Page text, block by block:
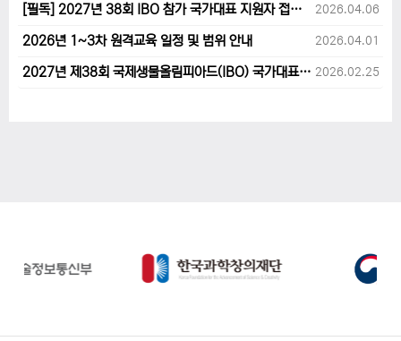
[필독] 2027년 38회 IBO 참가 국가대표 지원자 접수 마감 및 원격교육 관련 공지사항 안내입니다. 2026.04.06
2026년 1~3차 원격교육 일정 및 범위 안내 2026.04.01
2027년 제38회 국제생물올림피아드(IBO) 국가대표 후보자 지원 안내 2026.02.25